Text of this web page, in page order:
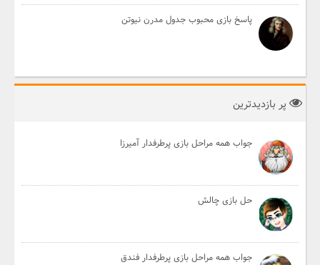
پاسخ بازی محبوب جدول مدرن نیوتن
پر بازدیدترین
جواب همه مراحل بازی پرطرفدار آمیرزا
حل بازی چالش
جواب همه مراحل بازی پرطرفدار فندق